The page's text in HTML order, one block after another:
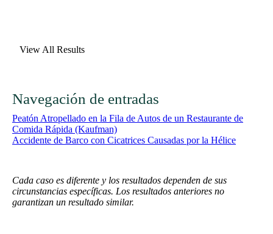
View All Results
Navegación de entradas
Peatón Atropellado en la Fila de Autos de un Restaurante de
Comida Rápida (Kaufman)
Accidente de Barco con Cicatrices Causadas por la Hélice
Cada caso es diferente y los resultados dependen de sus
circunstancias específicas. Los resultados anteriores no
garantizan un resultado similar.